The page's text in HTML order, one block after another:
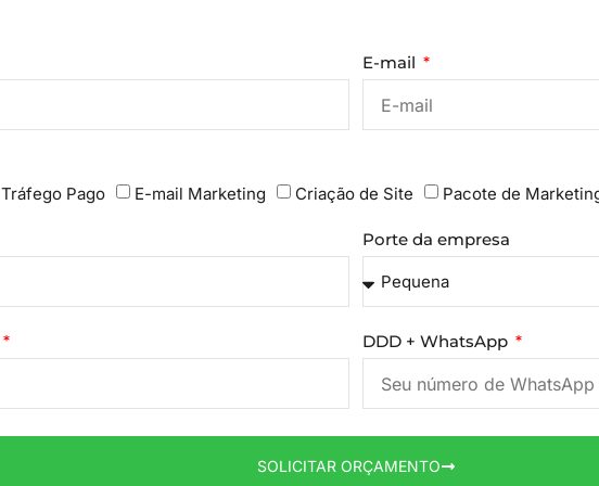
E-mail
Tráfego Pago E-mail Marketing Criação de Site Pacote de
Porte da empresa
DDD + WhatsApp
SOLICITAR ORÇAMENTO